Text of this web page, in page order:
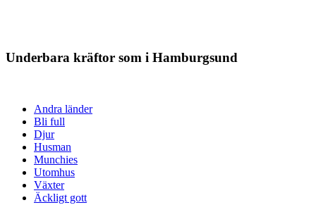
Underbara kräftor som i Hamburgsund
Andra länder
Bli full
Djur
Husman
Munchies
Utomhus
Växter
Äckligt gott